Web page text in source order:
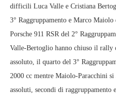
difficili Luca Valle e Cristiana
3° Raggruppamento e Marco Maiolo
Porsche 911 RSR del 2°
Valle-Bertoglio hanno chiuso il rally
assoluto, il quarto del 3°
2000 cc mentre Maiolo-Paracchini si
assoluti, secondi di raggruppamento